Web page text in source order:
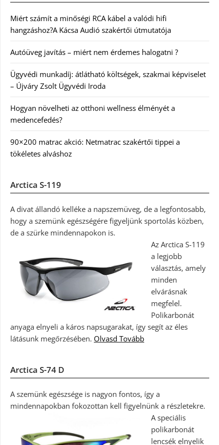
Miért számít a minőségi RCA kábel a valódi hifi
hangzáshoz?A Kácsa Audió szakértői útmutatója
Autóüveg javítás – miért nem érdemes halogatni ?
Ügyvédi munkadíj: átlátható költségek, szakmai képviselet
– Újváry Zsolt Ügyvédi Iroda
Hogyan növelheti az otthoni wellness élményét a
medencefedés?
90×200 matrac akció: Netmatrac szakértői tippei a
tökéletes alváshoz
Arctica S-119
A divat állandó kelléke a napszemüveg, de a legfontosabb,
hogy a szemünk egészségére figyeljünk sportolás közben,
de a szürke mindennapokon is.
Az Arctica S-119
a legjobb
választás, amely
minden
elvárásnak
megfelel.
Polikarbonát
anyaga elnyeli a káros napsugarakat, így segít az éles
látásunk megőrzésében. Olvasd Tovább
Arctica S-74 D
A szemünk egészsége is nagyon fontos, így a
mindennapokban fokozottan kell figyelnünk a részletekre.
A speciális
polikarbonát
lencsék elnyelik